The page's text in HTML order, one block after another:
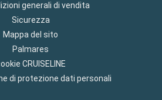
generali di vendita
Sicurezza
Mappa del sito
Palmares
CRUISELINE
di protezione dati personali